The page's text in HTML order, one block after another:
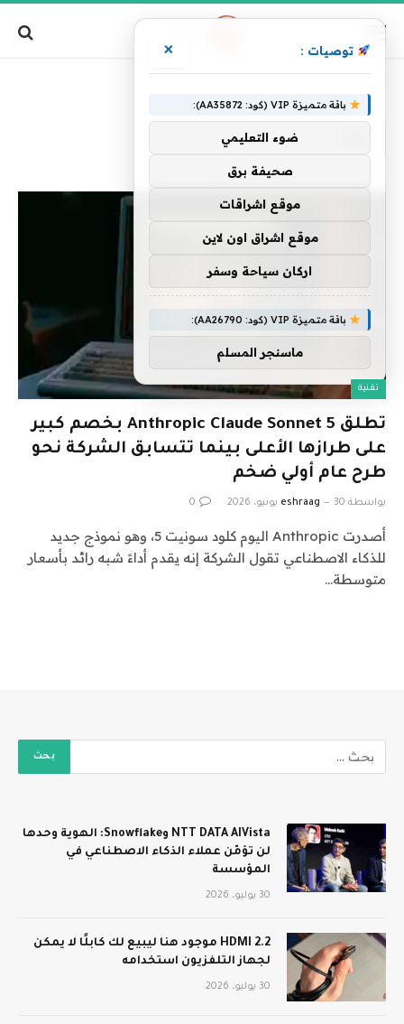
تقنية
تطلق Anthropic Claude Sonnet 5 بخصم كبير
على طرازها الأعلى بينما تتسابق الشركة نحو
طرح عام أولي ضخم
بواسطة eshraag 30 يونيو، 2026 0
أصدرت Anthropic اليوم كلود سونيت 5، وهو نموذج جديد
للذكاء الاصطناعي تقول الشركة إنه يقدم أداءً شبه رائد بأسعار
متوسطة…
NTT DATA AIVista وSnowflake: الهوية وحدها
لن تؤمّن عملاء الذكاء الاصطناعي في
المؤسسة
30 يوليو، 2026
HDMI 2.2 موجود هنا ليبيع لك كابلًا لا يمكن
لجهاز التلفزيون استخدامه
30 يوليو، 2026
توصيات : ×
باقة متميزة VIP (كود: AA35872):
ضوء التعليمي
صحيفة برق
موقع اشراقات
موقع اشراق اون لاين
اركان سياحة وسفر
باقة متميزة VIP (كود: AA26790):
ماسنجر المسلم